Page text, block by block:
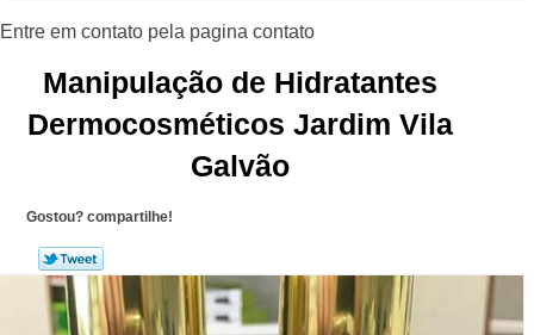
Manipulação de Hidratantes
Dermocosméticos Jardim Vila
Galvão
Gostou? compartilhe!